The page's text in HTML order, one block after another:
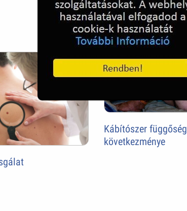
Kábítószer függőség
következménye